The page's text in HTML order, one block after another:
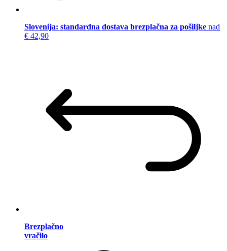
Slovenija: standardna dostava brezplačna za pošiljke nad
€ 42,90
Brezplačno
vračilo